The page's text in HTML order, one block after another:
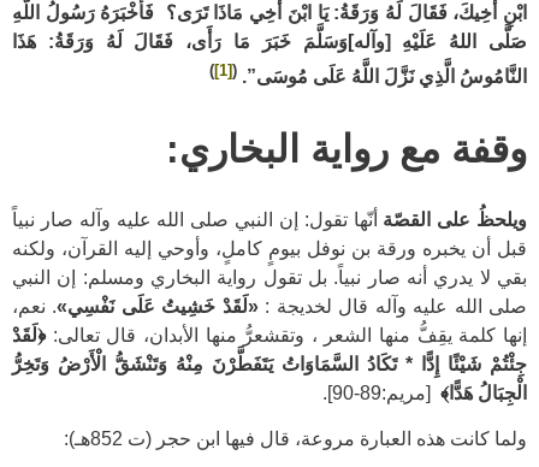
ابْنِ أَخِيكَ، فَقَالَ لَهُ وَرَقَةُ: يَا ابْنَ أَخِي مَاذَا تَرَى؟ فَأَخْبَرَهُ رَسُولُ اللَّهِ
صَلَّى اللهُ عَلَيْهِ [وآله]وَسَلَّمَ خَبَرَ مَا رَأَى، فَقَالَ لَهُ وَرَقَةُ: هَذَا
النَّامُوسُ الَّذِي نَزَّلَ اللَّهُ عَلَى مُوسَى”. (
[1]
)
وقفة مع رواية البخاري:
ويلحظُ على القصّة أنّها تقول: إن النبي صلى الله عليه وآله صار نبياً
قبل أن يخبره ورقة بن نوفل بيومٍ كاملٍ، وأوحي إليه القرآن، ولكنه
بقي لا يدري أنه صار نبياً. بل تقول رواية البخاري ومسلم: إن النبي
صلى الله عليه وآله قال لخديجة :«لَقَدْ خَشِيتُ عَلَى نَفْسِي». نعم،
إنها كلمة يقِفُّ منها الشعر ، وتقشعرُّ منها الأبدان، قال تعالى:﴿لَقَدْ
جِئْتُمْ شَيْئًا إِدًّا * تَكَادُ السَّمَاوَاتُ يَتَفَطَّرْنَ مِنْهُ وَتَنْشَقُّ الْأَرْضُ وَتَخِرُّ
الْجِبَالُ هَدًّا﴾ [مريم:89-90].
ولما كانت هذه العبارة مروعة، قال فيها ابن حجر (ت 852هـ):